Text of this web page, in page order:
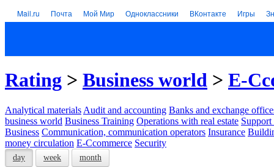
Mail.ru Почта Мой Мир Одноклассники ВКонтакте Игры
Rating > Business world > E-
Analytical materials Audit and accounting Banks and exchange
business world Business Training Operations with real estate Support
Business Communication, communication operators Insurance
money circulation E-Ccommerce Security
day week month